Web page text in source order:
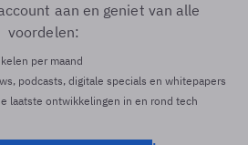
aan en geniet van alle
voordelen:
per maand
podcasts, digitale specials en whitepapers
laatste ontwikkelingen in en rond tech